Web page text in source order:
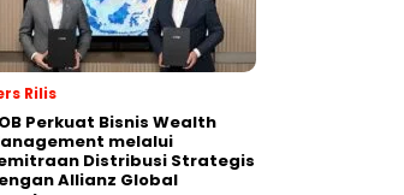
Rilis
Perkuat Bisnis Wealth
melalui
Distribusi Strategis
Allianz Global